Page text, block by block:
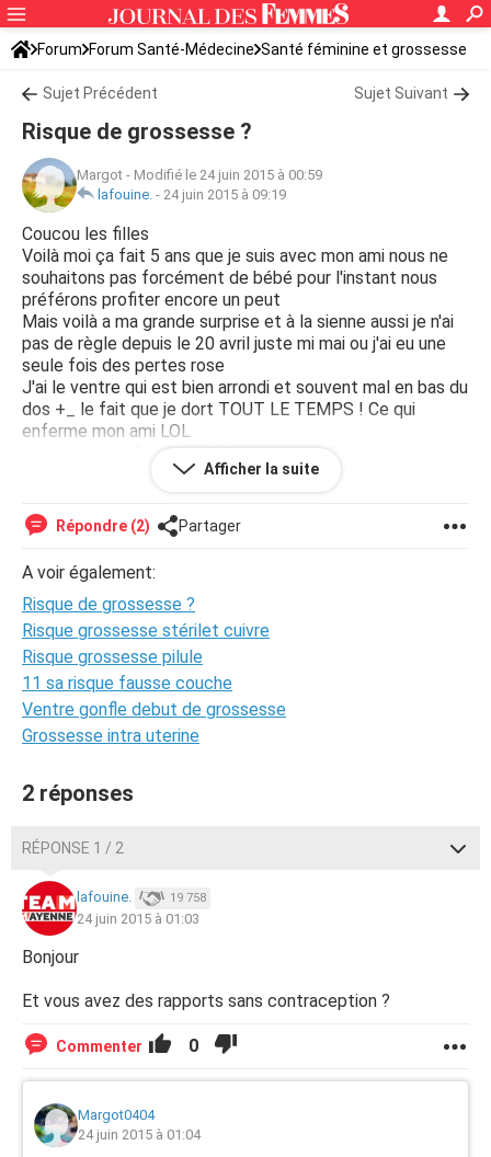
Forum Forum Santé-Médecine Santé féminine et grossesse
Sujet Précédent Sujet Suivant
Risque de grossesse ?
Margot - Modifié le 24 juin 2015 à 00:59
lafouine. - 24 juin 2015 à 09:19
Coucou les filles
Voilà moi ça fait 5 ans que je suis avec mon ami nous ne
souhaitons pas forcément de bébé pour l'instant nous
préférons profiter encore un peut
Mais voilà a ma grande surprise et à la sienne aussi je n'ai
pas de règle depuis le 20 avril juste mi mai ou j'ai eu une
seule fois des pertes rose
J'ai le ventre qui est bien arrondi et souvent mal en bas du
dos +_ le fait que je dort TOUT LE TEMPS ! Ce qui
enferme mon ami LOL
Au total on as fait 3 test de grossesse depuis début mai
mais tous negatif je dois bientôt faire dans la semaine une
Qu'en pensez vous ?
Bisous :)
Afficher la suite
Répondre (2) Partager
A voir également:
Risque de grossesse ?
Risque grossesse stérilet cuivre
Risque grossesse pilule
11 sa risque fausse couche
Ventre gonfle debut de grossesse
Grossesse intra uterine
2 réponses
RÉPONSE 1 / 2
lafouine. 19 758
24 juin 2015 à 01:03
Bonjour
Et vous avez des rapports sans contraception ?
Commenter 0
Margot0404
24 juin 2015 à 01:04